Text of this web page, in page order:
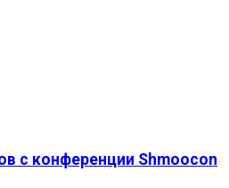
с конференции Shmoocon